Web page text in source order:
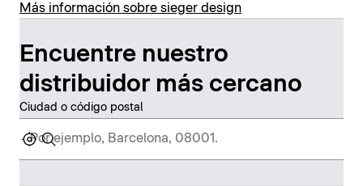
Más información sobre sieger design
Encuentre nuestro
distribuidor más cercano
Ciudad o código postal